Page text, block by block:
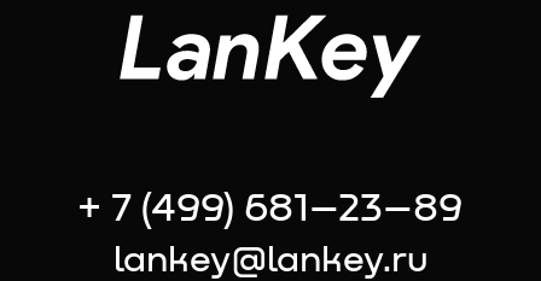
+ 7 (499) 681–23–89
lankey@lankey.ru